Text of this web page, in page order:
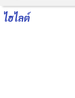
ไฮไลต์